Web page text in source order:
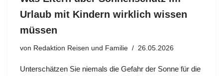
Urlaub mit Kindern wirklich wissen
müssen
von Redaktion Reisen und Familie 26.05.2026
Unterschätzen Sie niemals die Gefahr der Sonne für die